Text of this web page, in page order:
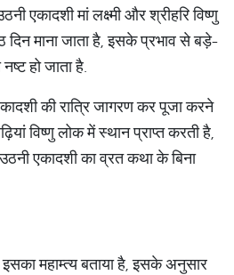
एकादशी मां लक्ष्मी और श्रीहरि विष्णु
माना जाता है, इसके प्रभाव से बड़े-
हो जाता है.
की रात्रि जागरण कर पूजा करने
विष्णु लोक में स्थान प्राप्त करती है,
एकादशी का व्रत कथा के बिना
महाम्त्य बताया है, इसके अनुसार